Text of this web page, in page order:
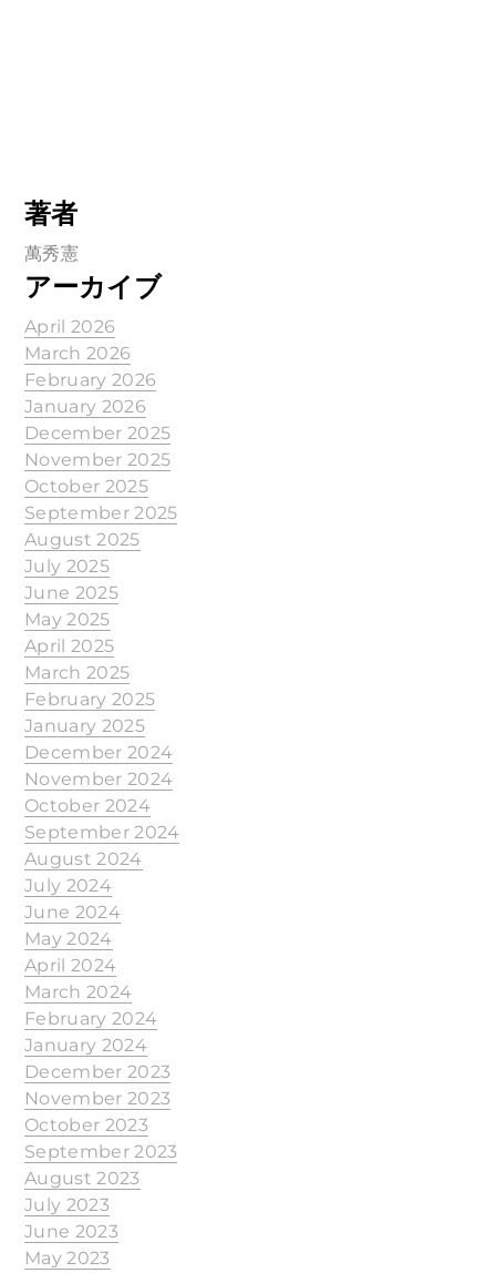
著者
萬秀憲
アーカイブ
April 2026
March 2026
February 2026
January 2026
December 2025
November 2025
October 2025
September 2025
August 2025
July 2025
June 2025
May 2025
April 2025
March 2025
February 2025
January 2025
December 2024
November 2024
October 2024
September 2024
August 2024
July 2024
June 2024
May 2024
April 2024
March 2024
February 2024
January 2024
December 2023
November 2023
October 2023
September 2023
August 2023
July 2023
June 2023
May 2023